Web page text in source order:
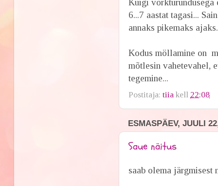
Kuigi võrkturundusega
6...7 aastat tagasi...
annaks pikemaks
Kodus möllamine on
mõtlesin vahetevahel,
tegemine...
Postitaja:tiia kell 22:08
ESMASPÄEV, JUULI
Saue näitus
saab olema järgmisest